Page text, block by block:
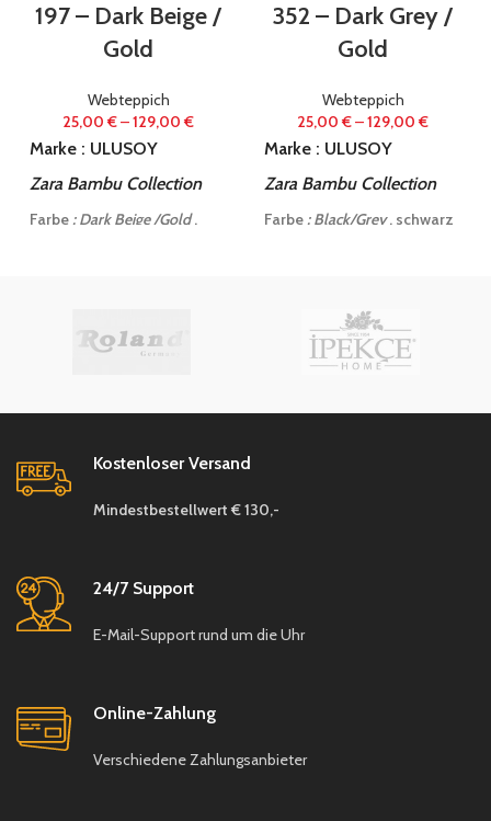
197 – Dark Beige /
Gold
Webteppich
25,00 €–129,00 €
Marke : ULUSOY
Zara Bambu Collection
Farbe: Dark Beige /Gold ,
je nach Blickrichtung :
hell/glänzend &
Material: 100 % Polyester
Florhöhe: ca. 2 mm
Für Fußbodenheizung
geeignet
0,80 x 1,50 m : 25,-€
0,80 x 3,00 m : 50,-€
1,60 x 2,30 m : 79,-€
2,00 x 2,90 m : 129,-€
352 – Dark Grey /
Gold
Webteppich
25,00 €–129,00 €
Marke : ULUSOY
Zara Bambu Collection
Farbe: Black/Grey , schwarz
je nach Blickrichtung :
hell/glänzend &
Material: 100 % Polyester
geeignet
0,80 x 3,00 m : 50,-€
Kostenloser Versand
Mindestbestellwert € 130,-
24/7 Support
E-Mail-Support rund um die Uhr
Online-Zahlung
Verschiedene Zahlungsanbieter